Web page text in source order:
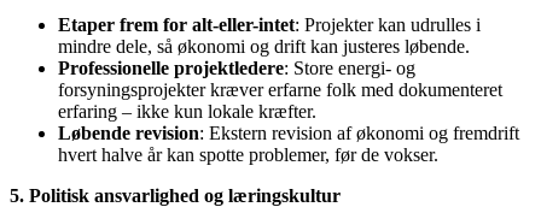
Etaper frem for alt-eller-intet: Projekter kan udrulles i
mindre dele, så økonomi og drift kan justeres løbende.
Professionelle projektledere: Store energi- og
forsyningsprojekter kræver erfarne folk med dokumenteret
erfaring – ikke kun lokale kræfter.
Løbende revision: Ekstern revision af økonomi og fremdrift
hvert halve år kan spotte problemer, før de vokser.
5. Politisk ansvarlighed og læringskultur